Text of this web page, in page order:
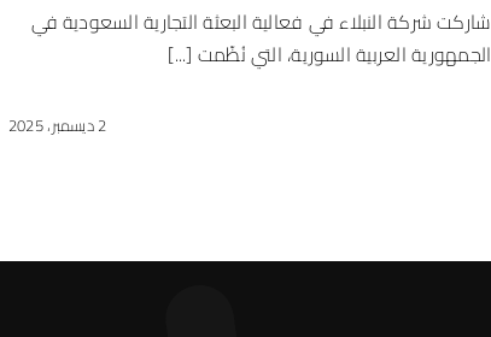
شاركت شركة النبلاء في فعالية البعثة التجارية السعودية في
الجمهورية العربية السورية، التي نُظّمت [...]
2 ديسمبر، 2025